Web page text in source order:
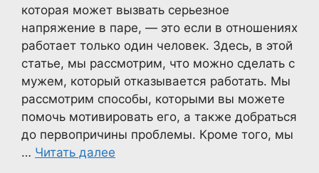
которая может вызвать серьезное
напряжение в паре, — это если в отношениях
работает только один человек. Здесь, в этой
статье, мы рассмотрим, что можно сделать с
мужем, который отказывается работать. Мы
рассмотрим способы, которыми вы можете
помочь мотивировать его, а также добраться
до первопричины проблемы. Кроме того, мы
… Читать далее